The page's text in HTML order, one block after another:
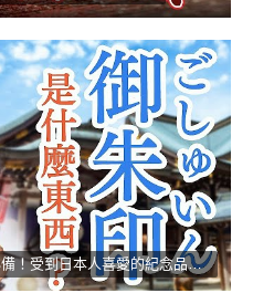
【日本知識】參拜神社與寺廟必備！受到日本人喜愛的紀念品！！